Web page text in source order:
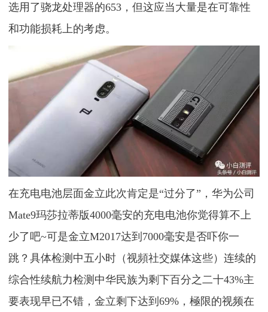
选用了骁龙处理器的653，但这应当大量是在可靠性
和功能损耗上的考虑。
在充电电池层面金立此次肯定是“过分了”，华为公司
Mate9玛莎拉蒂版4000毫安的充电电池你觉得算不上
少了吧~可是金立M2017达到7000毫安是否吓你一
跳？具体检测中五小时（视頻社交媒体这些）连续的
综合性续航力检测中华民族为剩下百分之二十43%主
要表现早已不错，金立剩下达到69%，極限的视频在